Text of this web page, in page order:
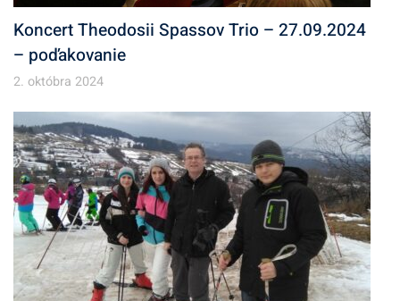
Koncert Theodosii Spassov Trio – 27.09.2024
– poďakovanie
2. októbra 2024